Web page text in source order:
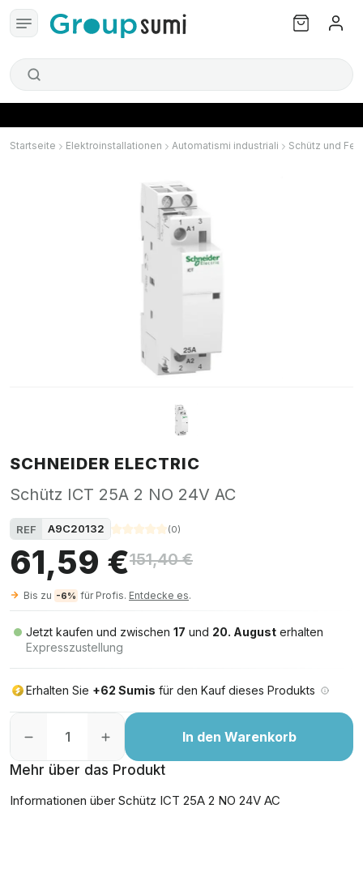
Startseite Elektroinstallationen Automatismi industriali Schütz und
SCHNEIDER ELECTRIC
Schütz ICT 25A 2 NO 24V AC
REF A9C20132 (0)
61,59 €151,40 €
Bis zu -6% für Profis. Entdecke es.
Jetzt kaufen und zwischen 17 und 20. August erhalten
Expresszustellung
Erhalten Sie +62 Sumis für den Kauf dieses Produkts
In den Warenkorb
Mehr über das Produkt
Informationen über Schütz ICT 25A 2 NO 24V AC